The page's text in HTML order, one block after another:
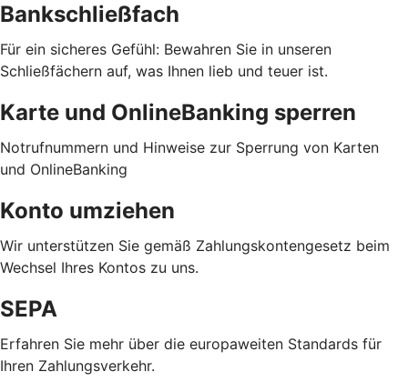
Bankschließfach
Für ein sicheres Gefühl: Bewahren Sie in unseren
Schließfächern auf, was Ihnen lieb und teuer ist.
Karte und OnlineBanking sperren
Notrufnummern und Hinweise zur Sperrung von Karten
und OnlineBanking
Konto umziehen
Wir unterstützen Sie gemäß Zahlungskontengesetz beim
Wechsel Ihres Kontos zu uns.
SEPA
Erfahren Sie mehr über die europaweiten Standards für
Ihren Zahlungsverkehr.